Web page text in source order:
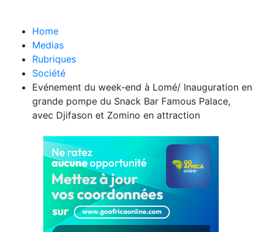
Home
Medias
Rubriques
Société
Evénement du week-end à Lomé/ Inauguration en
grande pompe du Snack Bar Famous Palace,
avec Djifason et Zomino en attraction